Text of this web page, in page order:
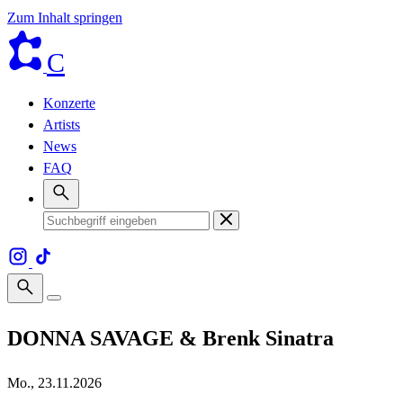
Zum Inhalt springen
C
Konzerte
Artists
News
FAQ
DONNA SAVAGE & Brenk Sinatra
Mo., 23.11.2026